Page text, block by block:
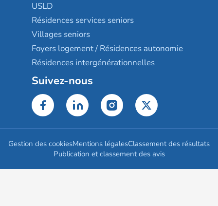
USLD
Résidences services seniors
Villages seniors
Foyers logement / Résidences autonomie
Résidences intergénérationnelles
Suivez-nous
Gestion des cookiesMentions légalesClassement des résultats
Publication et classement des avis